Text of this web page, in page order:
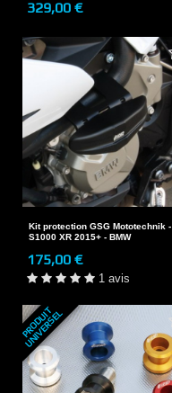
329,00 €
Kit protection GSG Mototechnik -
S1000 XR 2015+ - BMW
175,00 €
1 avis
P
R
O
D
U
I
T
U
N
I
V
E
R
S
E
L